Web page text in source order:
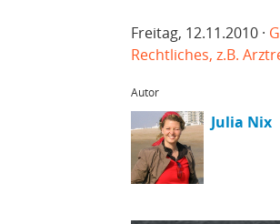
Freitag, 12.11.2010 ·
Rechtliches, z.B.
Autor
Julia Nix